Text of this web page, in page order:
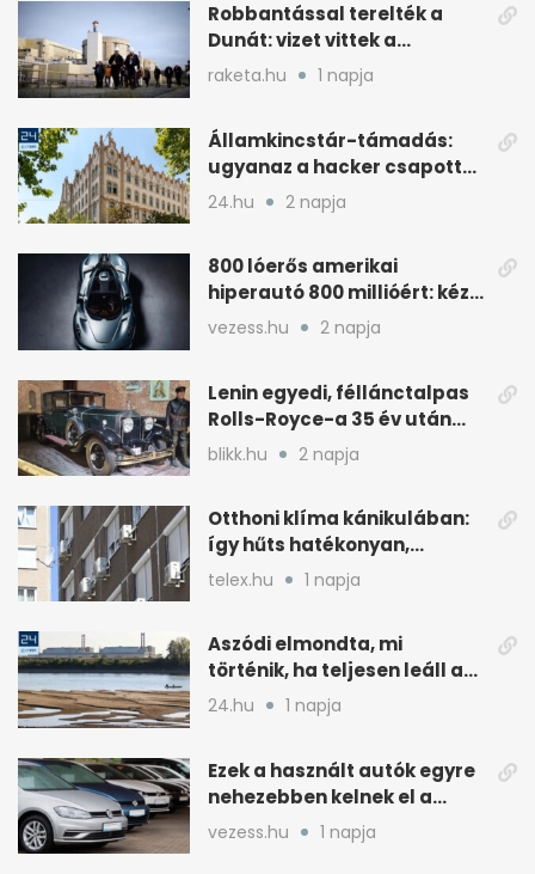
Robbantással terelték a
Dunát: vizet vittek a
cernavodai atomerőmű felé
raketa.hu 1 napja
Államkincstár-támadás:
ugyanaz a hacker csapott
le, mint Romániában
24.hu 2 napja
800 lóerős amerikai
hiperautó 800 millióért: kézi
váltóval jön
vezess.hu 2 napja
Lenin egyedi, féllánctalpas
Rolls-Royce-a 35 év után
kijött a garázsból
blikk.hu 2 napja
Otthoni klíma kánikulában:
így hűts hatékonyan,
kevesebb árammal
telex.hu 1 napja
Aszódi elmondta, mi
történik, ha teljesen leáll a
paksi atomerőmű
24.hu 1 napja
Ezek a használt autók egyre
nehezebben kelnek el a
magyar piacon
vezess.hu 1 napja